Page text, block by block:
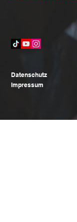
Datenschutz
Impressum